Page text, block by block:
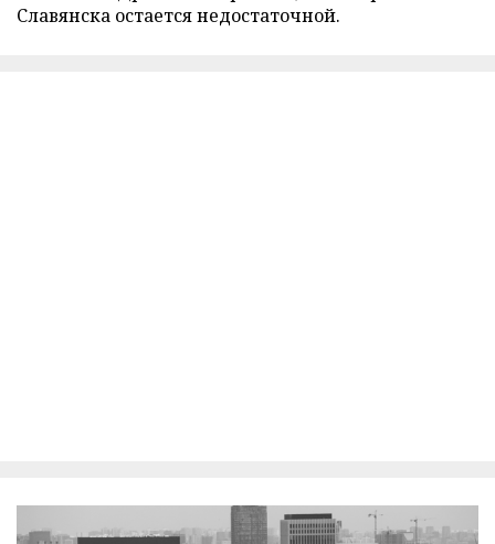
Славянска остается недостаточной.